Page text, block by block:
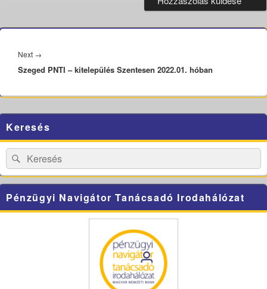
navigáció
Next →
post:
Szeged PNTI – kitelepülés Szentesen 2022.01. hóban
Sidebar
Widget
Area
Keresés
Search
for:
Search
Pénzügyi Navigátor Tanácsadó Irodahálózat